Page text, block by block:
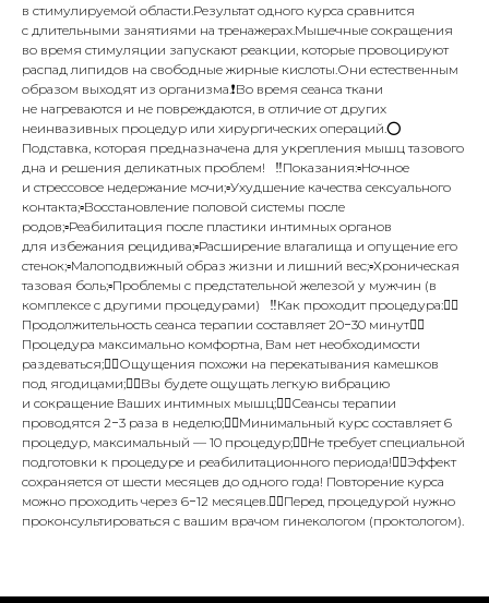
в стимулируемой области.Результат одного курса сравнится
с длительными занятиями на тренажерах.Мышечные сокращения
во время стимуляции запускают реакции, которые провоцируют
распад липидов на свободные жирные кислоты.Они естественным
образом выходят из организма.❗️Во время сеанса ткани
не нагреваются и не повреждаются, в отличие от других
неинвазивных процедур или хирургических операций.⭕️
Подставка, которая предназначена для укрепления мышц тазового
дна и решения деликатных проблем!⠀‼️Показания:▫️Ночное
и стрессовое недержание мочи;▫️Ухудшение качества сексуального
контакта;▫️Восстановление половой системы после
родов;▫️Реабилитация после пластики интимных органов
для избежания рецидива;▫️Расширение влагалища и опущение его
стенок;▫️Малоподвижный образ жизни и лишний вес;▫️Хроническая
тазовая боль;▫️Проблемы с предстательной железой у мужчин (в
комплексе с другими процедурами)⠀‼️Как проходит процедура:👉🏻
Продолжительность сеанса терапии составляет 20−30 минут👉🏻
Процедура максимально комфортна, Вам нет необходимости
раздеваться;👉🏻Ощущения похожи на перекатывания камешков
под ягодицами;👉🏻Вы будете ощущать легкую вибрацию
и сокращение Ваших интимных мышц;👉🏻Сеансы терапии
проводятся 2−3 раза в неделю;👉🏻Минимальный курс составляет 6
процедур, максимальный — 10 процедур;👉🏻Не требует специальной
подготовки к процедуре и реабилитационного периода!👉🏻Эффект
сохраняется от шести месяцев до одного года! Повторение курса
можно проходить через 6−12 месяцев.👉🏻Перед процедурой нужно
проконсультироваться с вашим врачом гинекологом (проктологом).